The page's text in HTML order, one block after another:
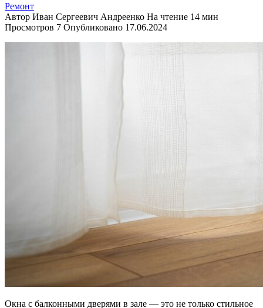
Ремонт
Автор Иван Сергеевич Андреенко На чтение 14 мин
Просмотров 7 Опубликовано 17.06.2024
Окна с балконными дверями в зале — это не только стильное